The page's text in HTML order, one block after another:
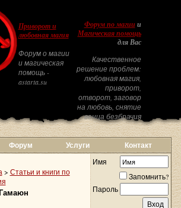
Приворот и
любовная магия
Форум о магии
и магическая
помощь -
astarta.su
Форум по магиии
Магическая помощь
для Вас
Качественное
решение проблем:
любовная магия,
приворот,
отворот, заговор
на любовь, снятие
венца безбрачия
Форум Услуги Контакт
> Статьи и книги по
Имя
Запомнить?
Пароль